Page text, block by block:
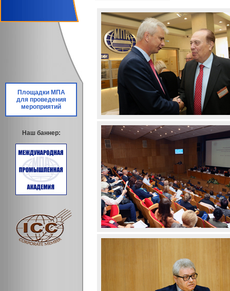
Площадки МПА
для проведения
мероприятий
Наш баннер: